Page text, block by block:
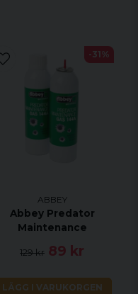
ABBEY
Abbey Predator
Maintenance
129 kr 89 kr
LÄGG I VARUKORGEN
-31%
skjutsträcka.
kontrollerad